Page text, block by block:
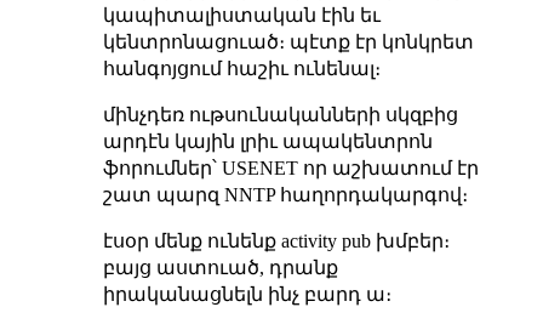
կապիտալիստական էին եւ
կենտրոնացուած։ պէտք էր կոնկրետ
հանգոյցում հաշիւ ունենալ։
մինչդեռ ութսունականների սկզբից
արդէն կային լրիւ ապակենտրոն
ֆորումներ՝ USENET որ աշխատում էր
շատ պարզ NNTP հաղորդակարգով։
էսօր մենք ունենք activity pub խմբեր։
բայց աստուած, դրանք
իրականացնելն ինչ բարդ ա։